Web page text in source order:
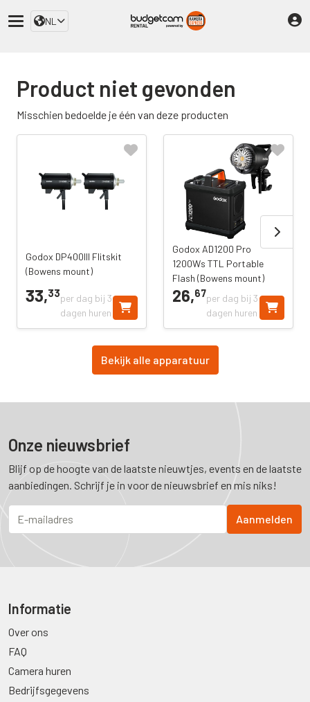
NL
Product niet gevonden
Misschien bedoelde je één van deze producten
Godox DP400III Flitskit
(Bowens mount)
33,33per dag bij 3
dagen huren
Godox AD1200 Pro
1200Ws TTL Portable
Flash (Bowens mount)
26,67per dag bij 3
dagen huren
Bekijk alle apparatuur
Onze nieuwsbrief
Blijf op de hoogte van de laatste nieuwtjes, events en de laatste
aanbiedingen. Schrijf je in voor de nieuwsbrief en mis niks!
Informatie
Over ons
FAQ
Camera huren
Bedrijfsgegevens